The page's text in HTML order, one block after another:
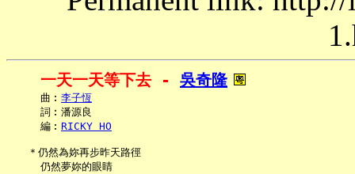
一天一天等下去 - 吳奇隆
     曲︰
李子恆
     詞︰潘源良
     編︰
RICKY HO
   ＊仍然為妳再步昨天路徑
     仍然夢妳的眼睛